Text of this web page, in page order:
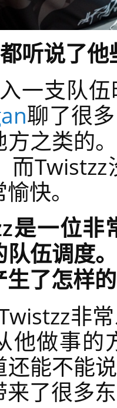
听说了他
一支队伍
聊了很
方之类的
而Twistzz
快。
是一位非
伍调度
了怎样
非
他做事的
能不能
了很多